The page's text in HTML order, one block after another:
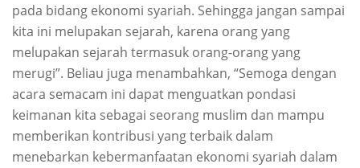
pada bidang ekonomi syariah. Sehingga jangan sampai
kita ini melupakan sejarah, karena orang yang
melupakan sejarah termasuk orang-orang yang
merugi”. Beliau juga menambahkan, “Semoga dengan
acara semacam ini dapat menguatkan pondasi
keimanan kita sebagai seorang muslim dan mampu
memberikan kontribusi yang terbaik dalam
menebarkan kebermanfaatan ekonomi syariah dalam